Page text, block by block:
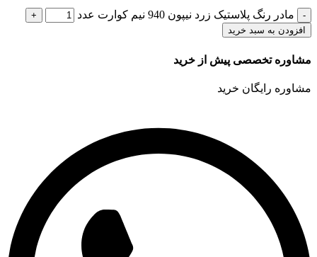
مادر رنگ پلاستیک زرد نیپون 940 نیم کوارت عدد
افزودن به سبد خرید
مشاوره تخصصی پیش از خرید
مشاوره رایگان خرید